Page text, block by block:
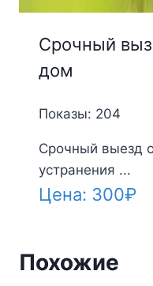
Срочный
дом
Показы: 204
Срочный выезд
устранения ...
Цена: 300₽
Похожие